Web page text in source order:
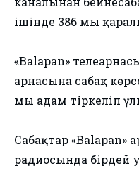
ішінде 386 мың
«Balapan»
арнасына сабақ
мың адам тіркеліп
Сабақтар «Balapan»
радиосында бірдей